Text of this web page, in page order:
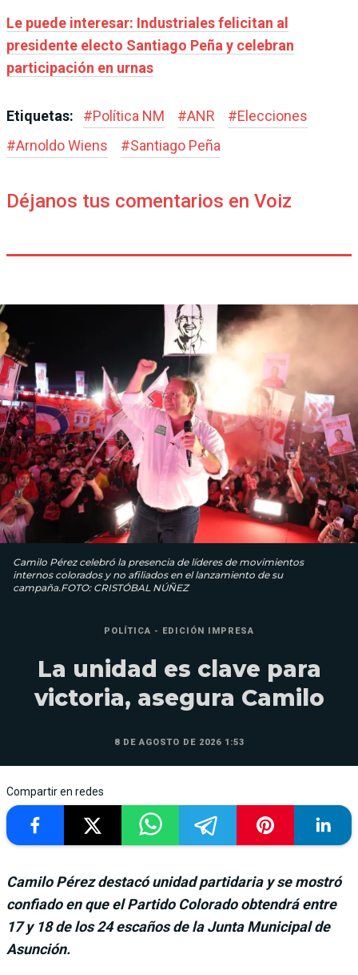
Le puede interesar: Industriales felicitan al
presidente electo Santiago Peña y celebran
participación en urnas
Etiquetas: #Política NM #ANR #Elecciones
#Arnoldo Wiens #Santiago Peña
Déjanos tus comentarios en Voiz
Camilo Pérez celebró la presencia de líderes de movimientos
internos colorados y no afiliados en el lanzamiento de su
campaña.FOTO: CRISTÓBAL NÚÑEZ
POLÍTICA - EDICIÓN IMPRESA
La unidad es clave para
victoria, asegura Camilo
8 DE AGOSTO DE 2026 1:53
Compartir en redes
Camilo Pérez destacó unidad partidaria y se mostró
confiado en que el Partido Colorado obtendrá entre
17 y 18 de los 24 escaños de la Junta Municipal de
Asunción.